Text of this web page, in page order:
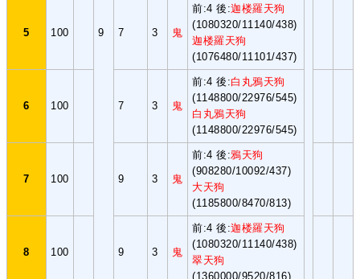
9
5 100 7 3 鬼
前:4 後:迦楼羅天狗
(1080320/11140/438)
迦楼羅天狗
(1076480/11101/437)
6 100 7 3 鬼
前:4 後:白丸鴉天狗
(1148800/22976/545)
白丸鴉天狗
(1148800/22976/545)
7 100 9 3 鬼
前:4 後:鴉天狗
(908280/10092/437)
大天狗
(1185800/8470/813)
8 100 9 3 鬼
前:4 後:迦楼羅天狗
(1080320/11140/438)
翠天狗
(1360000/9520/816)